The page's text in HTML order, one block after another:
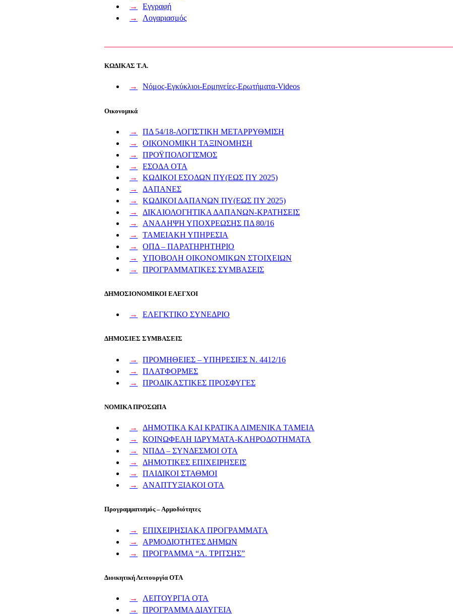
Εγγραφή
Λογαριασμός
ΚΩΔΙΚΑΣ Τ.Α.
Νόμος-Εγκύκλιοι-Ερμηνείες-Ερωτήματα-Videos
Οικονομικά
ΠΔ 54/18-ΛΟΓΙΣΤΙΚΗ ΜΕΤΑΡΡΥΘΜΙΣΗ
ΟΙΚΟΝΟΜΙΚΗ ΤΑΞΙΝΟΜΗΣΗ
ΠΡΟΫΠΟΛΟΓΙΣΜΟΣ
ΕΣΟΔΑ ΟΤΑ
ΚΩΔΙΚΟΙ ΕΣΟΔΩΝ ΠΥ(ΕΩΣ ΠΥ 2025)
ΔΑΠΑΝΕΣ
ΚΩΔΙΚΟΙ ΔΑΠΑΝΩΝ ΠΥ(ΕΩΣ ΠΥ 2025)
ΔΙΚΑΙΟΛΟΓΗΤΙΚΑ ΔΑΠΑΝΩΝ-ΚΡΑΤΗΣΕΙΣ
ΑΝΑΛΗΨΗ ΥΠΟΧΡΕΩΣΗΣ ΠΔ 80/16
ΤΑΜΕΙΑΚΗ ΥΠΗΡΕΣΙΑ
ΟΠΔ – ΠΑΡΑΤΗΡΗΤΗΡΙΟ
ΥΠΟΒΟΛΗ ΟΙΚΟΝΟΜΙΚΩΝ ΣΤΟΙΧΕΙΩΝ
ΠΡΟΓΡΑΜΜΑΤΙΚΕΣ ΣΥΜΒΑΣΕΙΣ
ΔΗΜΟΣΙΟΝΟΜΙΚΟΙ ΕΛΕΓΧΟΙ
ΕΛΕΓΚΤΙΚΟ ΣΥΝΕΔΡΙΟ
ΔΗΜΟΣΙΕΣ ΣΥΜΒΑΣΕΙΣ
ΠΡΟΜΗΘΕΙΕΣ – ΥΠΗΡΕΣΙΕΣ Ν. 4412/16
ΠΛΑΤΦΟΡΜΕΣ
ΠΡΟΔΙΚΑΣΤΙΚΕΣ ΠΡΟΣΦΥΓΕΣ
ΝΟΜΙΚΑ ΠΡΟΣΩΠΑ
ΔΗΜΟΤΙΚΑ ΚΑΙ ΚΡΑΤΙΚΑ ΛΙΜΕΝΙΚΑ ΤΑΜΕΙΑ
ΚΟΙΝΩΦΕΛΗ ΙΔΡΥΜΑΤΑ-ΚΛΗΡΟΔΟΤΗΜΑΤΑ
ΝΠΔΔ – ΣΥΝΔΕΣΜΟΙ ΟΤΑ
ΔΗΜΟΤΙΚΕΣ ΕΠΙΧΕΙΡΗΣΕΙΣ
ΠΑΙΔΙΚΟΙ ΣΤΑΘΜΟΙ
ΑΝΑΠΤΥΞΙΑΚΟΙ ΟΤΑ
Προγραμματισμός – Αρμοδιότητες
ΕΠΙΧΕΙΡΗΣΙΑΚΑ ΠΡΟΓΡΑΜΜΑΤΑ
ΑΡΜΟΔΙΟΤΗΤΕΣ ΔΗΜΩΝ
ΠΡΟΓΡΑΜΜΑ “Α. ΤΡΙΤΣΗΣ”
Διοικητική Λειτουργία ΟΤΑ
ΛΕΙΤΟΥΡΓΙΑ ΟΤΑ
ΠΡΟΓΡΑΜΜΑ ΔΙΑΥΓΕΙΑ